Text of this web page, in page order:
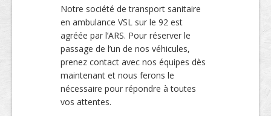
Notre société de transport sanitaire
en ambulance VSL sur le 92 est
agréée par l’ARS. Pour réserver le
passage de l’un de nos véhicules,
prenez contact avec nos équipes dès
maintenant et nous ferons le
nécessaire pour répondre à toutes
vos attentes.